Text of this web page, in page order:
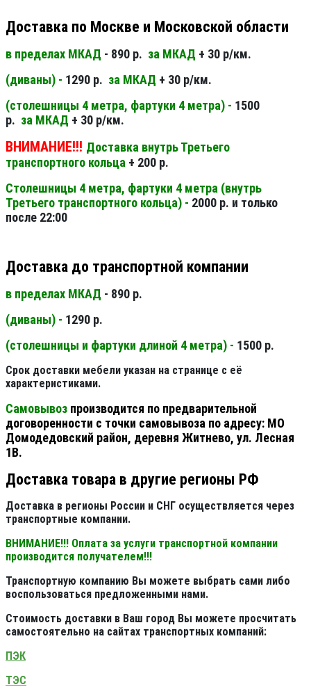
Доставка по Москве и Московской области
в пределах МКАД - 890 р. за МКАД + 30 р/км.
(диваны) - 1290 р. за МКАД + 30 р/км.
(столешницы 4 метра, фартуки 4 метра) - 1500
р. за МКАД + 30 р/км.
ВНИМАНИЕ!!! Доставка внутрь Третьего
транспортного кольца + 200 р.
Столешницы 4 метра, фартуки 4 метра (внутрь
Третьего транспортного кольца) - 2000 р. и только
после 22:00
Доставка до транспортной компании
в пределах МКАД - 890 р.
(диваны) - 1290 р.
(столешницы и фартуки длиной 4 метра) - 1500 р.
Срок доставки мебели указан на странице с её
характеристиками.
Самовывоз производится по предварительной
договоренности с точки самовывоза по адресу: МО
Домодедовский район, деревня Житнево, ул. Лесная
1В.
Доставка товара в другие регионы РФ
Доставка в регионы России и СНГ осуществляется через
транспортные компании.
ВНИМАНИЕ!!! Оплата за услуги транспортной компании
производится получателем!!!
Транспортную компанию Вы можете выбрать сами либо
воспользоваться предложенными нами.
Стоимость доставки в Ваш город Вы можете просчитать
самостоятельно на сайтах транспортных компаний:
ПЭК
ТЭС